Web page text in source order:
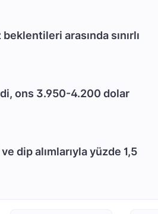
arasında sınırlı
ons 3.950-4.200 dolar
dip alımlarıyla yüzde 1,5